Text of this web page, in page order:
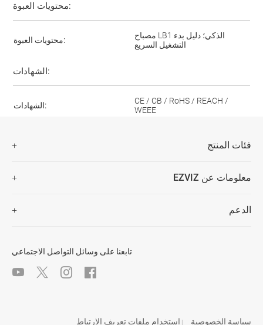
محتويات العبوة:
محتويات العبوة:
مصباح LB1 الذكي؛ دليل بدء
التشغيل السريع
الشهادات:
الشهادات:
CE / CB / RoHS / REACH /
WEEE
فئات المنتج
المنزلة الذكية
معلومات عن EZVIZ
اتصل بنا
الدعم
تابعنا على وسائل التواصل الاجتماعي
سياسة الخصوصية | استخدام ملفات تعريف الارتباط